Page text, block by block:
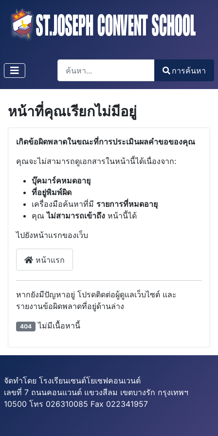
การค้นหา
Type 2 or more characters for results.
การค้นหา
หน้าที่คุณเรียกไม่มีอยู่
เกิดข้อผิดพลาดในขณะที่การประเมินผลคำขอของคุณ
คุณจะไม่สามารถดูเอกสารในหน้านี้ได้เนื่องจาก:
บุ๊คมาร์คหมดอายุ
ที่อยู่พิมพ์ผิด
เครื่องมือค้นหาที่มี รายการที่หมดอายุ
คุณไม่สามารถเข้าถึง หน้านี้ได้
ไปยังหน้าแรกของเว็บ
หน้าแรก
หากยังมีปัญหาอยู่ โปรดติดต่อผู้ดูแลเว็บไซต์ และ
รายงานข้อผิดพลาดที่อยู่ด้านล่าง
404 ไม่มีเนื้อหานี้
จัดทำโดย โรงเรียนเซนต์โยเซฟคอนเวนต์
เลขที่ 7 ถนนคอนแวนต์ แขวงสีลม เขตบางรัก กรุงเทพฯ
10500 โทร 026310085 Fax 022341957